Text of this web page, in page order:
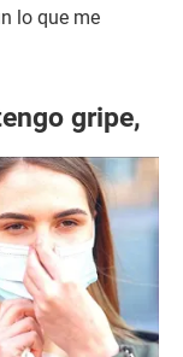
lo que me
gripe,